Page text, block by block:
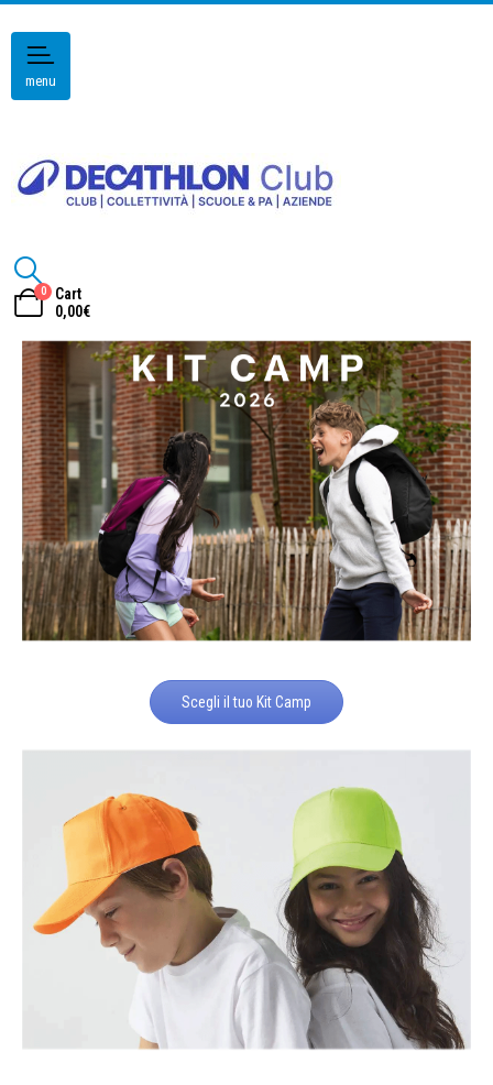
menu
0
Cart
0,00€
Scegli il tuo Kit Camp